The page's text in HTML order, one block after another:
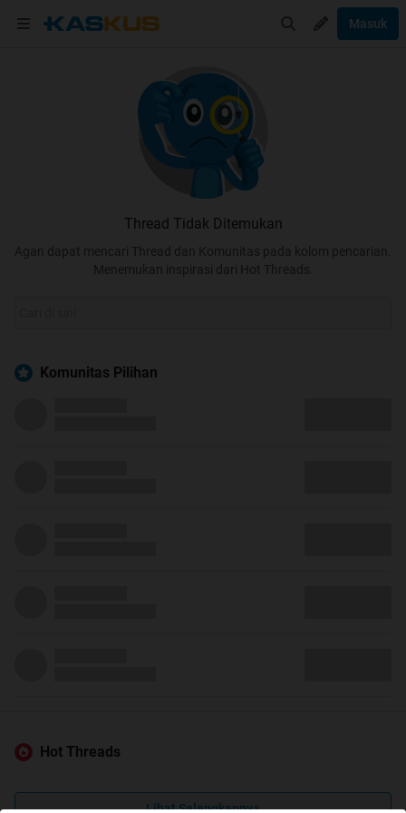
Masuk
Thread Tidak Ditemukan
Agan dapat mencari Thread dan Komunitas pada kolom pencarian.
Menemukan inspirasi dari Hot Threads.
Komunitas Pilihan
Hot Threads
Lihat Selengkapnya